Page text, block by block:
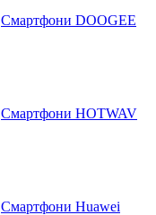
Смартфони DOOGEE
Смартфони HOTWAV
Смартфони Huawei